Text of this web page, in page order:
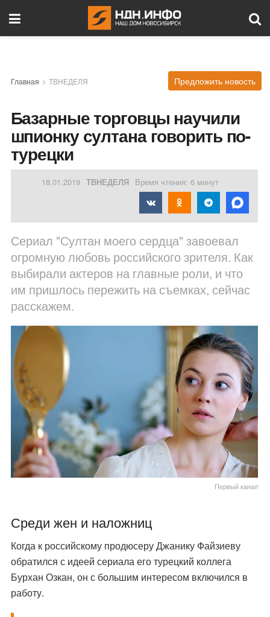
Главная ТВНЕДЕЛЯ Предложить новость
Базарные торговцы научили
шпионку султана говорить по-
турецки
18.01.2019 ТВНЕДЕЛЯ Время чтения: 6 минут
Сериал "Султан моего сердца" завоевал
огромную любовь российского зрителя. Как
выбирали актеров на главные роли, и что
им пришлось пережить на съемках, сейчас
расскажем.
Первый канал
Среди жен и наложниц
Когда к российскому продюсеру Джанику Файзиеву
обратился с идеей сериала его турецкий коллега
Бурхан Озкан, он с большим интересом включился в
работу.